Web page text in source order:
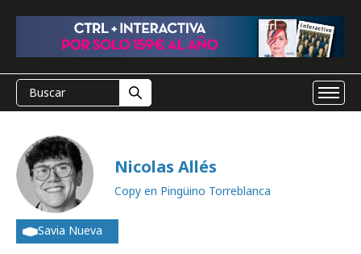
Nicolas Allés
Copy en Pingüino Torreblanca
Savia Nueva